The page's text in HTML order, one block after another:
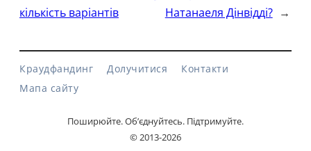
кількість варіантів
Натанаеля Дінвідді? →
Краудфандинг Долучитися
Контакти
Мапа сайту
Поширюйте. Об’єднуйтесь. Підтримуйте.
© 2013-2026